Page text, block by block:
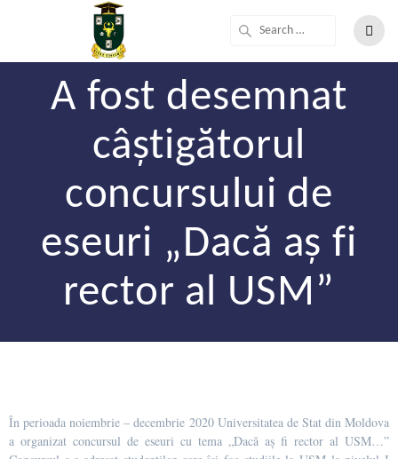
A fost desemnat
câștigătorul
concursului de
eseuri „Dacă aș fi
rector al USM”
În perioada noiembrie – decembrie 2020 Universitatea de Stat din Moldova
a organizat concursul de eseuri cu tema „Dacă aș fi rector al USM…”